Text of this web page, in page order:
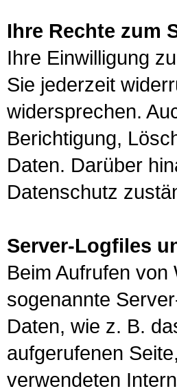
Ihre Rechte zum
Ihre Einwilligung
Sie jederzeit
widersprechen.
Berichtigung,
Daten. Darüber
Datenschutz
Server-Logfiles
Beim Aufrufen
sogenannte
Daten, wie z. B.
aufgerufenen
verwendeten